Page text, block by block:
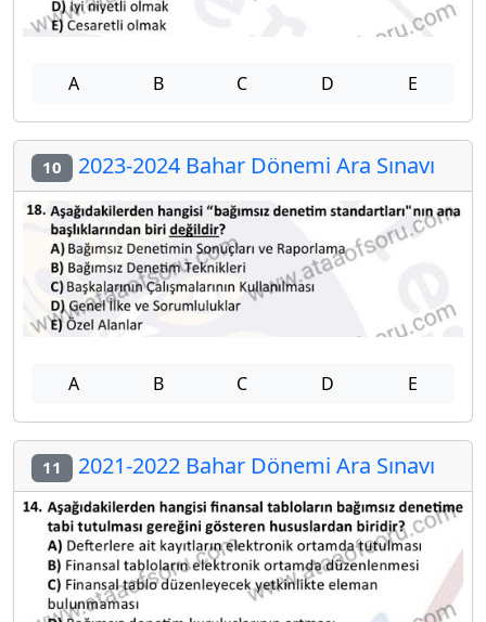
A B C D E
10 2023-2024 Bahar Dönemi Ara Sınavı
A B C D E
11 2021-2022 Bahar Dönemi Ara Sınavı